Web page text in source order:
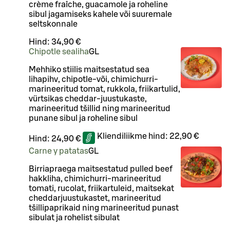
crème fraîche, guacamole ja roheline
sibul jagamiseks kahele või suuremale
seltskonnale
Hind: 34,90 €
Chipotle sealihaGL
Mehhiko stiilis maitsestatud sea
lihapihv, chipotle-või, chimichurri-
marineeritud tomat, rukkola, friikartulid,
vürtsikas cheddar-juustukaste,
marineeritud tšillid ning marineeritud
punane sibul ja roheline sibul
Hind: 24,90 € Kliendiliikme hind: 22,90 €
Carne y patatasGL
Birriapraega maitsestatud pulled beef
hakkliha, chimichurri-marineeritud
tomati, rucolat, friikartuleid, maitsekat
cheddarjuustukastet, marineeritud
tšillipaprikaid ning marineeritud punast
sibulat ja rohelist sibulat